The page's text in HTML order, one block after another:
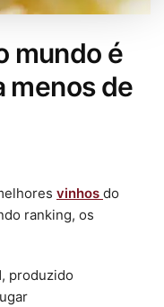
mundo é
menos de
vinhos do
ranking, os
, produzido